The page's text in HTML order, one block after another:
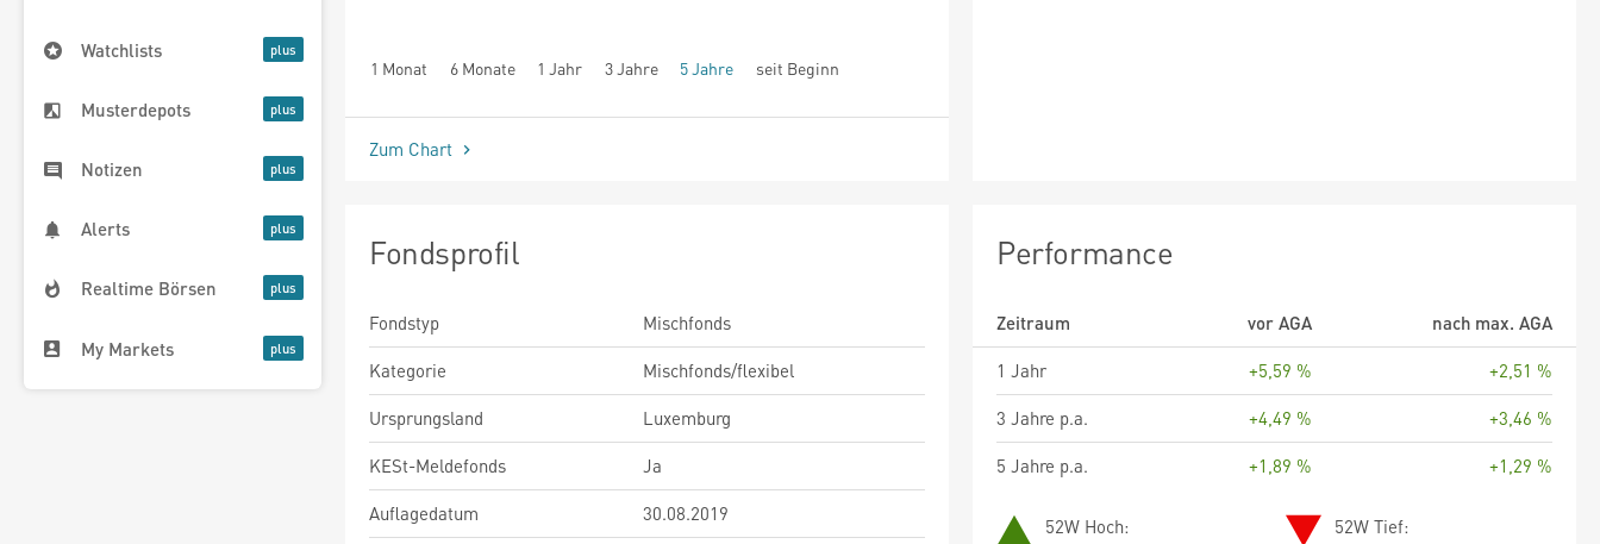
Watchlists
Musterdepots
Notizen
Alerts
Realtime Börsen
My Markets
1 Monat 6 Monate 1 Jahr 3 Jahre 5 Jahre seit Beginn
Zum Chart
Fondsprofil
Fondstyp
Mischfonds
Kategorie
Mischfonds/flexibel
Ursprungsland
Luxemburg
KESt-Meldefonds
Ja
Auflagedatum
30.08.2019
Performance
Zeitraum vor AGA
nach max. AGA
1 Jahr
+5,59 %
+2,51 %
3 Jahre p.a.
+4,49 %
+3,46 %
5 Jahre p.a.
+1,89 % +1,29 %
52W Hoch:
52W Tief: